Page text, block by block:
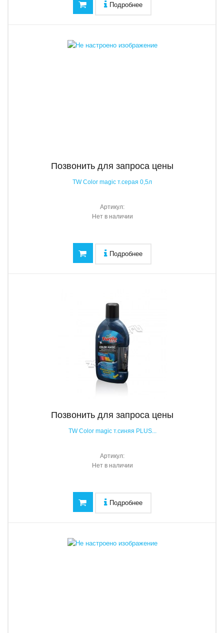
Подробнее
Позвонить для запроса цены
TW Color magic т.серая 0,5л
Артикул:
Нет в наличии
Подробнее
Позвонить для запроса цены
TW Color magic т.синяя PLUS...
Артикул:
Нет в наличии
Подробнее